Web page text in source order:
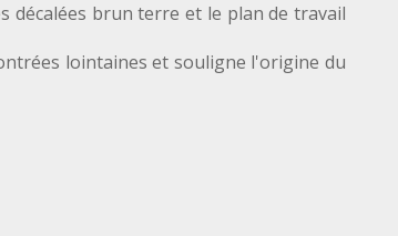
décalées brun terre et le plan de travail
lointaines et souligne l'origine du